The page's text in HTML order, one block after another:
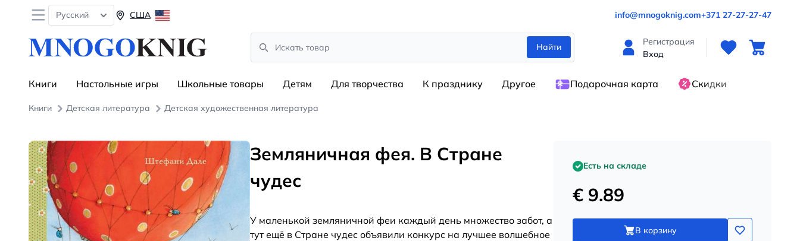
Open menu
Русский США info@mnogoknig.com+371 27-27-27-47
Search
Найти
Регистрация
Вход
Книги Настольные игры Школьные товары Детям Для творчества К празднику Другое Подарочная карта Скидки
Книги Детская литература Детская художественная литература
Земляничная фея. В Стране
чудес
У маленькой земляничной феи каждый день множество забот, а
тут ещё в Cтране чудес объявили конкурс на лучшее волшебное
Есть на складе
€ 9.89
В корзину